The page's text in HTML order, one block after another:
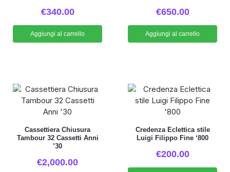
€340.00
Aggiungi al carrello
€650.00
Aggiungi al carrello
Cassettiera Chiusura
Tambour 32 Cassetti Anni
’30
€2,000.00
Credenza Eclettica stile
Luigi Filippo Fine ‘800
€200.00